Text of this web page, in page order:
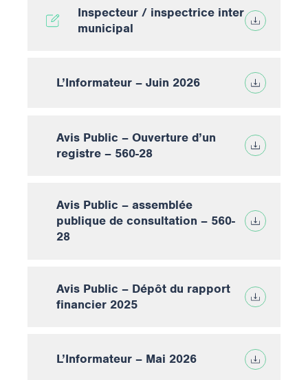
Inspecteur / inspectrice inter
municipal
L’Informateur – Juin 2026
Avis Public – Ouverture d’un
registre – 560-28
Avis Public – assemblée
publique de consultation – 560-
28
Avis Public – Dépôt du rapport
financier 2025
L’Informateur – Mai 2026